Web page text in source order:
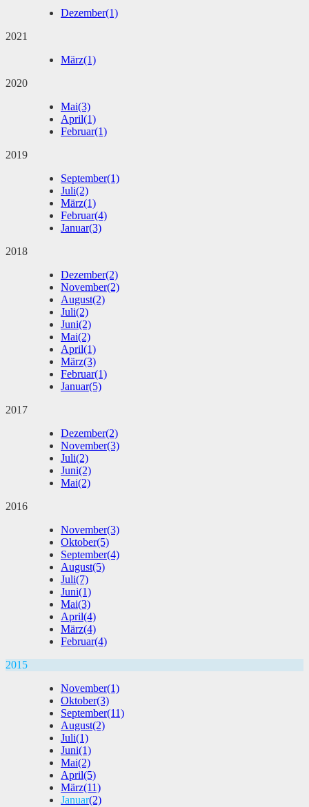
Dezember(1)
2021
März(1)
2020
Mai(3)
April(1)
Februar(1)
2019
September(1)
Juli(2)
März(1)
Februar(4)
Januar(3)
2018
Dezember(2)
November(2)
August(2)
Juli(2)
Juni(2)
Mai(2)
April(1)
März(3)
Februar(1)
Januar(5)
2017
Dezember(2)
November(3)
Juli(2)
Juni(2)
Mai(2)
2016
November(3)
Oktober(5)
September(4)
August(5)
Juli(7)
Juni(1)
Mai(3)
April(4)
März(4)
Februar(4)
2015
November(1)
Oktober(3)
September(11)
August(2)
Juli(1)
Juni(1)
Mai(2)
April(5)
März(11)
Januar(2)